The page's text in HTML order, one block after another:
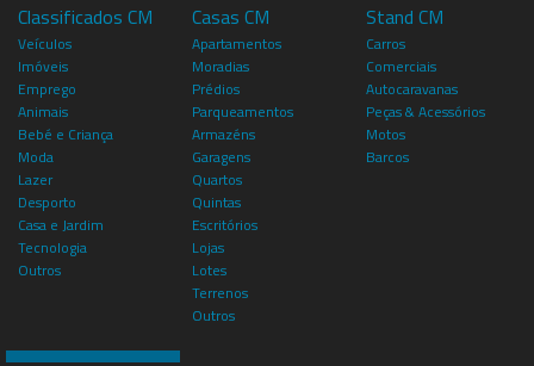
Classificados CM
Veículos
Imóveis
Emprego
Animais
Bebé e Criança
Moda
Lazer
Desporto
Casa e Jardim
Tecnologia
Outros
Casas CM
Apartamentos
Moradias
Prédios
Parqueamentos
Armazéns
Garagens
Quartos
Quintas
Escritórios
Lojas
Lotes
Terrenos
Outros
Stand CM
Carros
Comerciais
Autocaravanas
Peças & Acessórios
Motos
Barcos